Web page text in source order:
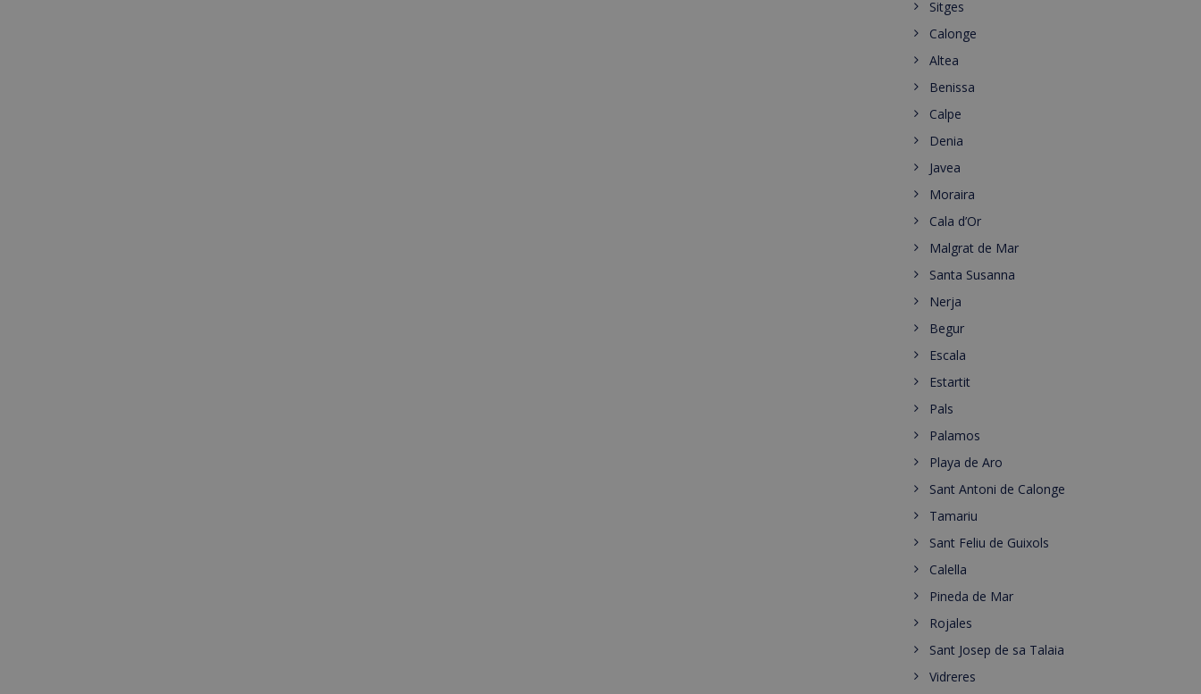
Sitges
Calonge
Altea
Benissa
Calpe
Denia
Javea
Moraira
Cala d’Or
Malgrat de Mar
Santa Susanna
Nerja
Begur
Escala
Estartit
Pals
Palamos
Playa de Aro
Sant Antoni de Calonge
Tamariu
Sant Feliu de Guixols
Calella
Pineda de Mar
Rojales
Sant Josep de sa Talaia
Vidreres